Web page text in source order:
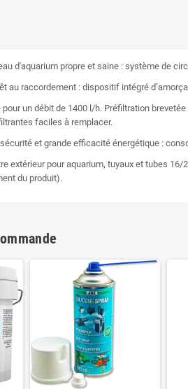
d'aquarium propre et saine : système de
au raccordement : dispositif intégré
un débit de 1400 l/h. Préfiltration
faciles à remplacer.
et grande efficacité énergétique :
extérieur pour aquarium, tuyaux et tubes
du produit).